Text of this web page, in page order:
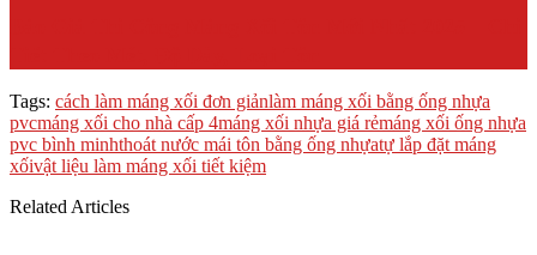
Tags: cách làm máng xối đơn giảnlàm máng xối bằng ống nhựa
pvcmáng xối cho nhà cấp 4máng xối nhựa giá rẻmáng xối ống nhựa
pvc bình minhthoát nước mái tôn bằng ống nhựatự lắp đặt máng
xốivật liệu làm máng xối tiết kiệm
Related Articles